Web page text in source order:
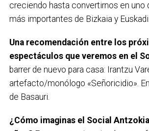
creciendo hasta convertirnos en uno
más importantes de Bizkaia y Euskadi.
Una recomendación entre los
espectáculos que veremos en el
barrer de nuevo para casa: Irantzu
artefacto/monólogo «Señoricidio».
de Basauri.
¿Cómo imaginas el Social